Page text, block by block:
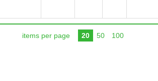
items per page 20 50 100